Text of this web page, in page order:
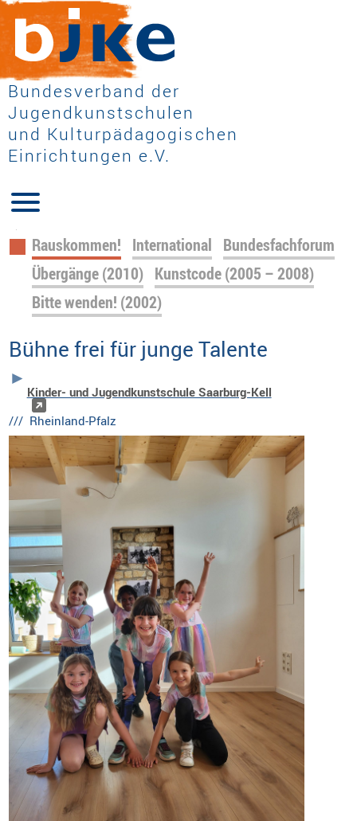
Bundesverband der
Jugendkunstschulen
und Kulturpädagogischen
Einrichtungen e.V.
Navigation
überspringen
Rauskommen! International Bundesfachforum
Übergänge (2010) Kunstcode (2005 – 2008)
Bitte wenden! (2002)
Bühne frei für junge Talente
Kinder- und Jugendkunstschule Saarburg-Kell
/// Rheinland-Pfalz